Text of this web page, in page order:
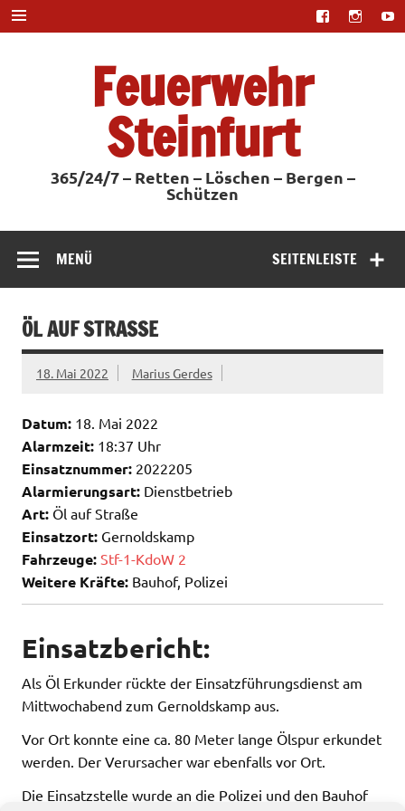
Zum
Inhalt
springen
Feuerwehr
Steinfurt
365/24/7 – Retten – Löschen – Bergen –
Schützen
SEITENLEISTE
MENÜ
ÖL AUF STRASSE
18. Mai 2022 Marius Gerdes
Datum: 18. Mai 2022
Alarmzeit: 18:37 Uhr
Einsatznummer: 2022205
Alarmierungsart: Dienstbetrieb
Art: Öl auf Straße
Einsatzort: Gernoldskamp
Fahrzeuge: Stf-1-KdoW 2
Weitere Kräfte: Bauhof, Polizei
Einsatzbericht:
Als Öl Erkunder rückte der Einsatzführungsdienst am
Mittwochabend zum Gernoldskamp aus.
Vor Ort konnte eine ca. 80 Meter lange Ölspur erkundet
werden. Der Verursacher war ebenfalls vor Ort.
Die Einsatzstelle wurde an die Polizei und den Bauhof